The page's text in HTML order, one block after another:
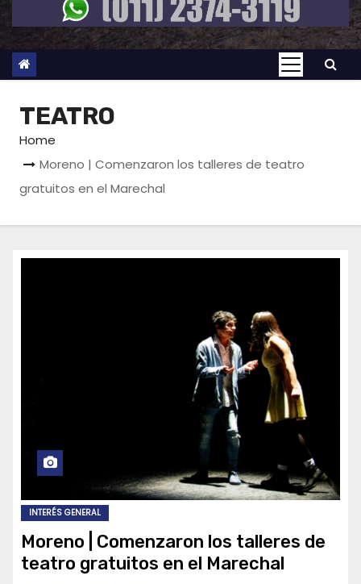
TEATRO
Home
Moreno | Comenzaron los talleres de teatro
gratuitos en el Marechal
INTERÉS GENERAL
Moreno | Comenzaron los talleres de
teatro gratuitos en el Marechal